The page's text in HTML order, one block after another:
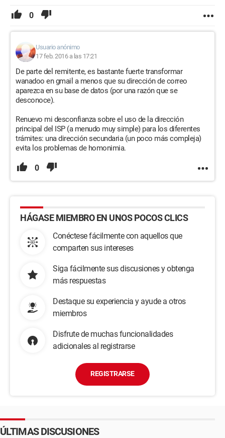
0
Usuario anónimo
17 feb. 2016 a las 17:21
De parte del remitente, es bastante fuerte transformar
wanadoo en gmail a menos que su dirección de correo
aparezca en su base de datos (por una razón que se
desconoce).
Renuevo mi desconfianza sobre el uso de la dirección
principal del ISP (a menudo muy simple) para los diferentes
trámites: una dirección secundaria (un poco más compleja)
evita los problemas de homonimia.
0
HÁGASE MIEMBRO EN UNOS POCOS CLICS
Conéctese fácilmente con aquellos que
comparten sus intereses
Siga fácilmente sus discusiones y obtenga
más respuestas
Destaque su experiencia y ayude a otros
miembros
Disfrute de muchas funcionalidades
adicionales al registrarse
REGISTRARSE
ÚLTIMAS DISCUSIONES